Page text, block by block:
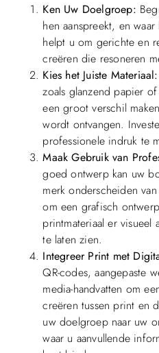
Ken Uw Doelgroep:
hen aanspreekt, en
helpt u om gerichte en
creëren die resoneren
Kies het Juiste Materiaal:
zoals glanzend papier
een groot verschil
wordt ontvangen.
professionele indruk te
Maak Gebruik van
goed ontwerp kan uw
merk onderscheiden
om een grafisch
printmateriaal er visueel
te laten zien.
Integreer Print met
QR-codes, aangepaste
media-handvatten om
creëren tussen print en
uw doelgroep naar uw
waar u aanvullende